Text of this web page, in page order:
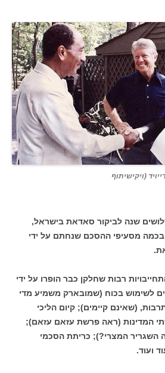
(ויקישיתוף
שנה לביקור סאדאת בישראל,
בכמה מסעיפי ההסכם שנחתם על ידי
רבות שחלקן כבר הופרו על ידי
לשימוש בכוח (שמובארק משמיע מדי
(שאינם קיימים); קיום הליכי
המדינות (ראה פרשת עזאם עזאם);
השגריר המצרי?); כריתת הסכמי
ועוד.